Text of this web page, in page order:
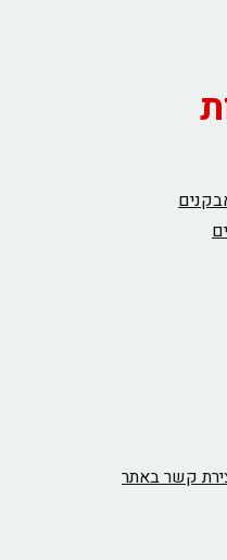
קשר באתר